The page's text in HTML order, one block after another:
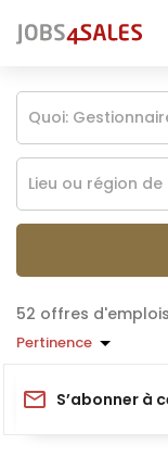
offres d'emplois
Pertinence
S’abonner à